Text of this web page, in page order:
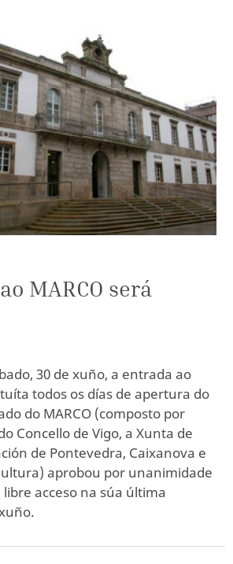
MARCO será
30 de xuño, a entrada ao
todos os días de apertura do
do MARCO (composto por
Concello de Vigo, a Xunta de
de Pontevedra, Caixanova e
aprobou por unanimidade
acceso na súa última